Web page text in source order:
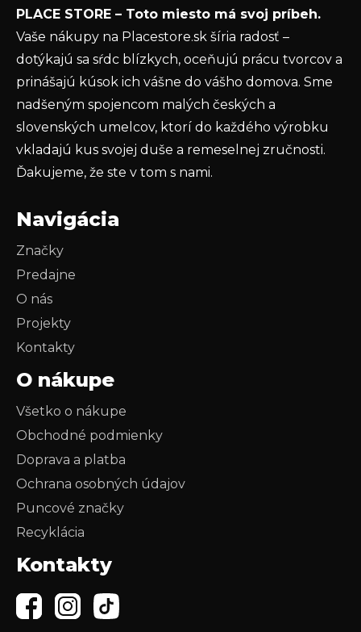
ochrany osobných údajov
PRIHLÁSIŤ SA
PLACE STORE – Toto miesto má svoj príbeh.
Vaše nákupy na Placestore.sk šíria radosť –
dotýkajú sa sŕdc blízkych, oceňujú prácu tvorcov a
prinášajú kúsok ich vášne do vášho domova. Sme
nadšeným spojencom malých českých a
slovenských umelcov, ktorí do každého výrobku
vkladajú kus svojej duše a remeselnej zručnosti.
Ďakujeme, že ste v tom s nami.
Navigácia
Značky
Predajne
O nás
Projekty
Kontakty
O nákupe
Všetko o nákupe
Obchodné podmienky
Doprava a platba
Ochrana osobných údajov
Puncové značky
Recyklácia
Kontakty